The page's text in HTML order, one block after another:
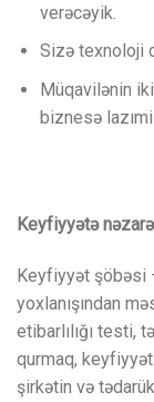
verəcəyik.
Sizə texnoloji
Müqavilənin
biznesə
Keyfiyyətə
Keyfiyyət şöbəsi
yoxlanışından
etibarlılığı testi,
qurmaq,
şirkətin və